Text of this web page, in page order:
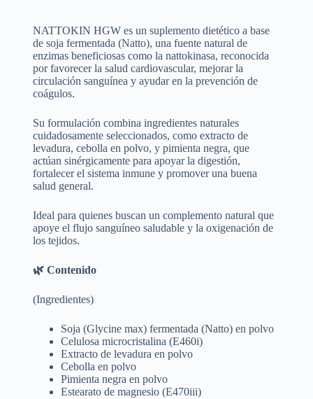
NATTOKIN HGW es un suplemento dietético a base
de soja fermentada (Natto), una fuente natural de
enzimas beneficiosas como la nattokinasa, reconocida
por favorecer la salud cardiovascular, mejorar la
circulación sanguínea y ayudar en la prevención de
coágulos.
Su formulación combina ingredientes naturales
cuidadosamente seleccionados, como extracto de
levadura, cebolla en polvo, y pimienta negra, que
actúan sinérgicamente para apoyar la digestión,
fortalecer el sistema inmune y promover una buena
salud general.
Ideal para quienes buscan un complemento natural que
apoye el flujo sanguíneo saludable y la oxigenación de
los tejidos.
🌿 Contenido
(Ingredientes)
Soja (Glycine max) fermentada (Natto) en polvo
Celulosa microcristalina (E460i)
Extracto de levadura en polvo
Cebolla en polvo
Pimienta negra en polvo
Estearato de magnesio (E470iii)